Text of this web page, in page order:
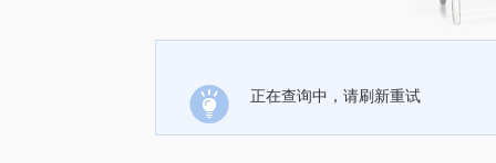
正在查询中，请刷新重试